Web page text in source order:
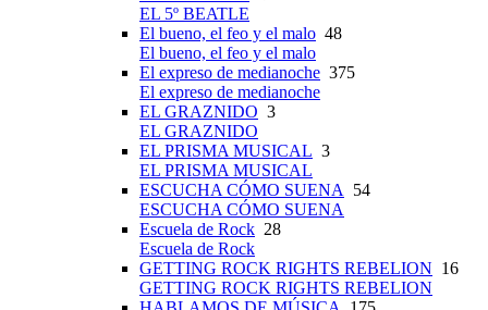
EL 5º BEATLE
El bueno, el feo y el malo 48
El bueno, el feo y el malo
El expreso de medianoche 375
El expreso de medianoche
EL GRAZNIDO 3
EL GRAZNIDO
EL PRISMA MUSICAL 3
EL PRISMA MUSICAL
ESCUCHA CÓMO SUENA 54
ESCUCHA CÓMO SUENA
Escuela de Rock 28
Escuela de Rock
GETTING ROCK RIGHTS REBELION 16
GETTING ROCK RIGHTS REBELION